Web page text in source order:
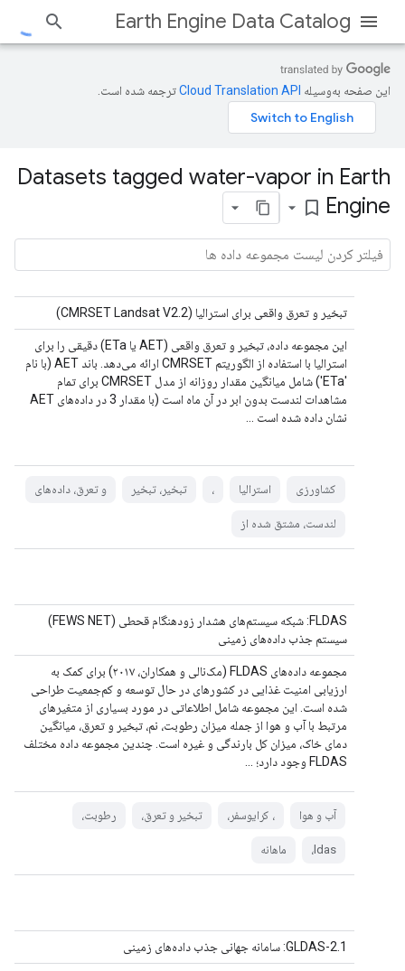
Earth Engine Data Catalog
این صفحه به‌وسیله ترجمه شده است.
Datasets tagged water-vapor in Earth
Engine
bookmark_border
تبخیر و تعرق واقعی برای استرالیا (CMRSET Landsat V2.2)
این مجموعه داده، تبخیر و تعرق واقعی (AET یا ETa) دقیقی را برای
استرالیا با استفاده از الگوریتم CMRSET ارائه می‌دهد. باند AET (با نام
'ETa') شامل میانگین مقدار روزانه از مدل CMRSET برای تمام
مشاهدات لندست بدون ابر در آن ماه است (با مقدار 3 در داده‌های AET
نشان داده شده است ...
کشاورزی استرالیا ، تبخیر، تبخیر و تعرق، داده‌های
لندست، مشتق شده از
FLDAS: شبکه سیستم‌های هشدار زودهنگام قحطی (FEWS NET)
سیستم جذب داده‌های زمینی
مجموعه داده‌های FLDAS (مک‌نالی و همکاران، ۲۰۱۷) برای کمک به
ارزیابی امنیت غذایی در کشورهای در حال توسعه و کم‌جمعیت طراحی
شده است. این مجموعه شامل اطلاعاتی در مورد بسیاری از متغیرهای
مرتبط با آب و هوا از جمله میزان رطوبت، نم، تبخیر و تعرق، میانگین
دمای خاک، میزان کل بارندگی و غیره است. چندین مجموعه داده مختلف
FLDAS وجود دارد؛ ...
آب و هوا ، کرایوسفر، تبخیر و تعرق، رطوبت،
ldas، ماهانه
GLDAS-2.1: سامانه جهانی جذب داده‌های زمینی